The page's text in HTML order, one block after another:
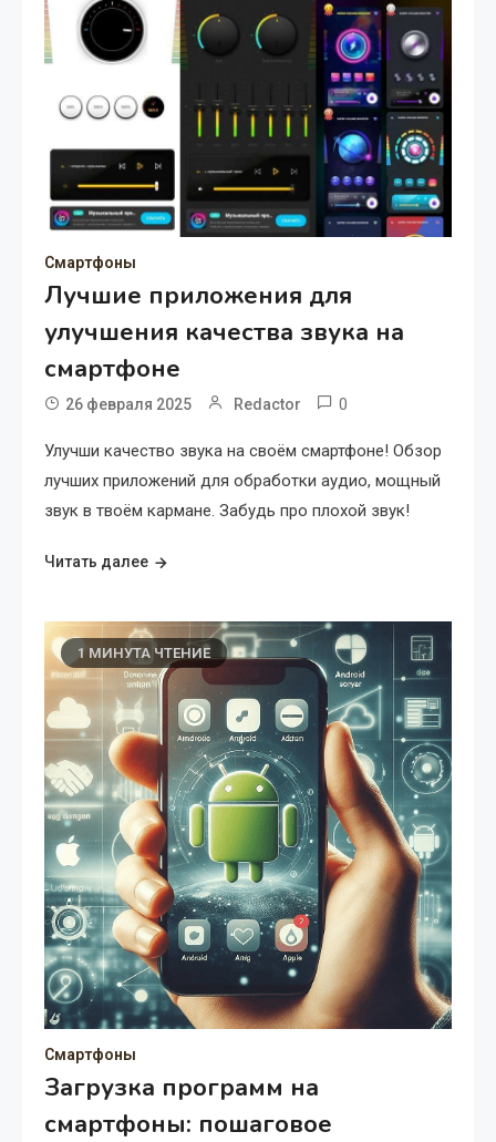
Смартфоны
Лучшие приложения для
улучшения качества звука на
смартфоне
26 февраля 2025 Redactor 0
Улучши качество звука на своём смартфоне! Обзор
лучших приложений для обработки аудио, мощный
звук в твоём кармане. Забудь про плохой звук!
Читать далее
1 МИНУТА ЧТЕНИЕ
Смартфоны
Загрузка программ на
смартфоны: пошаговое